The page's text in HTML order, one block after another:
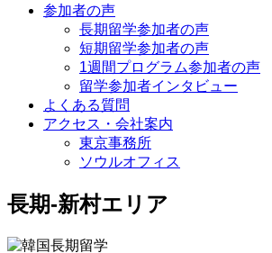
参加者の声
長期留学参加者の声
短期留学参加者の声
1週間プログラム参加者の声
留学参加者インタビュー
よくある質問
アクセス・会社案内
東京事務所
ソウルオフィス
長期-新村エリア